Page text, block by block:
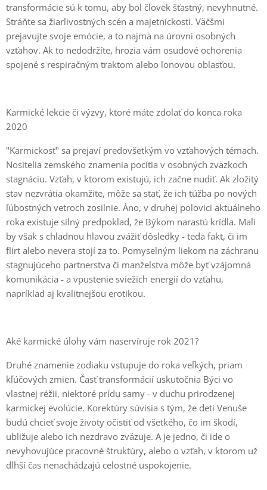
transformácie sú k tomu, aby bol človek šťastný, nevyhnutné.
Stráňte sa žiarlivostných scén a majetníckosti. Väčšmi
prejavujte svoje emócie, a to najmä na úrovni osobných
vzťahov. Ak to nedodržíte, hrozia vám osudové ochorenia
spojené s respiračným traktom alebo lonovou oblasťou.
Karmické lekcie či výzvy, ktoré máte zdolať do konca roka
2020
"Karmickosť" sa prejaví predovšetkým vo vzťahových témach.
Nositelia zemského znamenia pocítia v osobných zväzkoch
stagnáciu. Vzťah, v ktorom existujú, ich začne nudiť. Ak zložitý
stav nezvrátia okamžite, môže sa stať, že ich túžba po nových
ľúbostných vetroch zosilnie. Áno, v druhej polovici aktuálneho
roka existuje silný predpoklad, že Býkom narastú krídla. Mali
by však s chladnou hlavou zvážiť dôsledky - teda fakt, či im
flirt alebo nevera stojí za to. Pomyselným liekom na záchranu
stagnujúceho partnerstva či manželstva môže byť vzájomná
komunikácia - a vpustenie sviežich energií do vzťahu,
napríklad aj kvalitnejšou erotikou.
Aké karmické úlohy vám naservíruje rok 2021?
Druhé znamenie zodiaku vstupuje do roka veľkých, priam
kľúčových zmien. Časť transformácií uskutočnia Býci vo
vlastnej réžii, niektoré prídu samy - v duchu prirodzenej
karmickej evolúcie. Korektúry súvisia s tým, že deti Venuše
budú chcieť svoje životy očistiť od všetkého, čo im škodí,
ubližuje alebo ich nezdravo zväzuje. A je jedno, či ide o
nevyhovujúce pracovné štruktúry, alebo o vzťah, v ktorom už
dlhší čas nenachádzajú celostné uspokojenie.